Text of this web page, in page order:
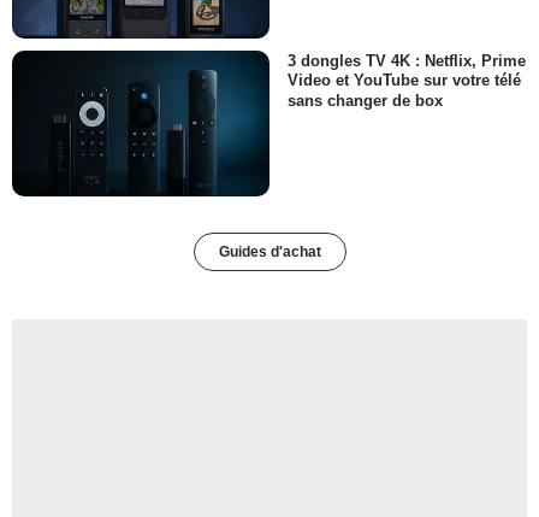
3 dongles TV 4K : Netflix, Prime
Video et YouTube sur votre télé
sans changer de box
Guides d'achat